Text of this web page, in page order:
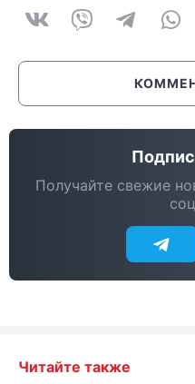
Получайте свежие
Читайте также